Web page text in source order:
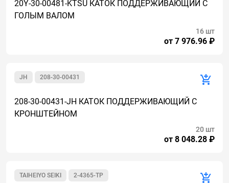
20Y-30-00481-KTSU КАТОК ПОДДЕРЖИВАЮЩИЙ С
ГОЛЫМ ВАЛОМ
от 7 976.96 ₽
16 шт
208-30-00431
JH
208-30-00431-JH КАТОК ПОДДЕРЖИВАЮЩИЙ С
КРОНШТЕЙНОМ
от 8 048.28 ₽
20 шт
2-4365-TP
TAIHEIYO SEIKI